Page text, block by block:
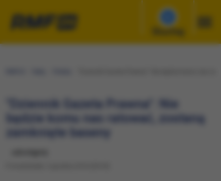
Słuchaj
"Dziennik Gazeta Prawna": Nie
będzie komu nas ratować, zostaną
zamknięte baseny